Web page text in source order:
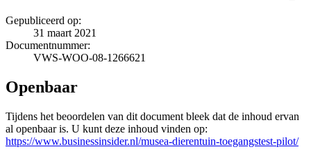
Gepubliceerd op:
31 maart 2021
Documentnummer:
VWS-WOO-08-1266621
Openbaar
Tijdens het beoordelen van dit document bleek dat de inhoud ervan
al openbaar is. U kunt deze inhoud vinden op:
https://www.businessinsider.nl/musea-dierentuin-toegangstest-pilot/